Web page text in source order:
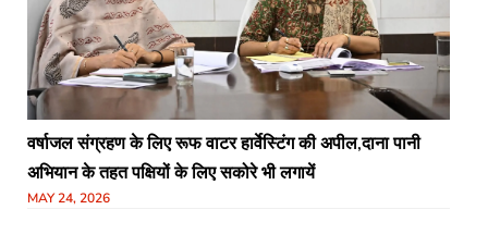
वर्षाजल संग्रहण के लिए रूफ वाटर हार्वेस्टिंग की अपील,दाना पानी
अभियान के तहत पक्षियों के लिए सकोरे भी लगायें
MAY 24, 2026